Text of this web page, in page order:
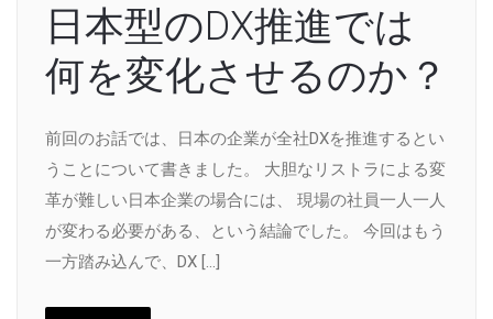
日本型のDX推進では
何を変化させるのか？
前回のお話では、日本の企業が全社DXを推進するとい
うことについて書きました。 大胆なリストラによる変
革が難しい日本企業の場合には、 現場の社員一人一人
が変わる必要がある、という結論でした。 今回はもう
一方踏み込んで、DX […]